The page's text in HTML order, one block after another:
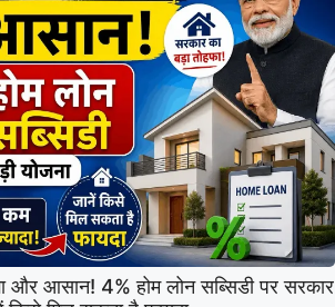
और आसान! 4% होम लोन सब्सिडी पर सरकार